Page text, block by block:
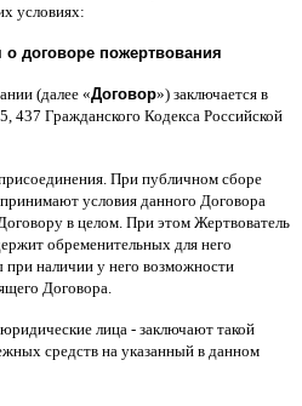
условиях:
o договоре пожертвования
(далее «Договор») заключается в
437 Гражданского Кодекса Российской
При публичном сборе
условия данного Договора
в целом При этом Жертвователь
обременительных для него
наличии у него возможности
Договора
лица - заключают такой
средств на указанный в данном